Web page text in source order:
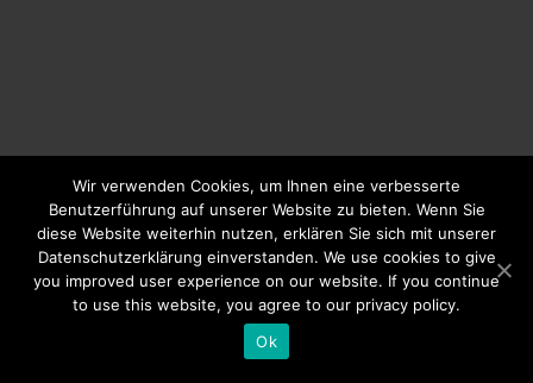
Wir verwenden Cookies, um Ihnen eine verbesserte
Benutzerführung auf unserer Website zu bieten. Wenn Sie
diese Website weiterhin nutzen, erklären Sie sich mit unserer
Datenschutzerklärung einverstanden. We use cookies to give
you improved user experience on our website. If you continue
to use this website, you agree to our privacy policy.
Ok